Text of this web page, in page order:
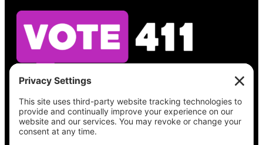
Vea lo que hay en su boleta, encuentre su
lugar de votación, verifique el estado de su
registro y obtenga toda la información